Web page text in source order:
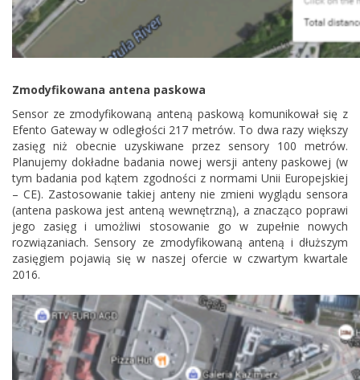
Zmodyfikowana antena paskowa
Sensor ze zmodyfikowaną anteną paskową komunikował się z
Efento Gateway w odległości 217 metrów. To dwa razy większy
zasięg niż obecnie uzyskiwane przez sensory 100 metrów.
Planujemy dokładne badania nowej wersji anteny paskowej (w
tym badania pod kątem zgodności z normami Unii Europejskiej
– CE). Zastosowanie takiej anteny nie zmieni wyglądu sensora
(antena paskowa jest anteną wewnętrzną), a znacząco poprawi
jego zasięg i umożliwi stosowanie go w zupełnie nowych
rozwiązaniach. Sensory ze zmodyfikowaną anteną i dłuższym
zasięgiem pojawią się w naszej ofercie w czwartym kwartale
2016.